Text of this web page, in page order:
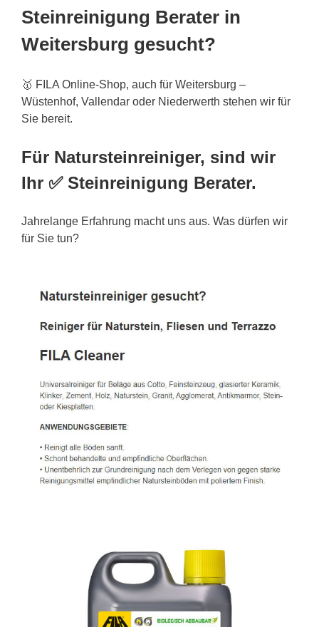
Steinreinigung Berater in
Weitersburg gesucht?
🥇 FILA Online-Shop, auch für Weitersburg –
Wüstenhof, Vallendar oder Niederwerth stehen wir für
Sie bereit.
Für Natursteinreiniger, sind wir
Ihr ✅ Steinreinigung Berater.
Jahrelange Erfahrung macht uns aus. Was dürfen wir
für Sie tun?